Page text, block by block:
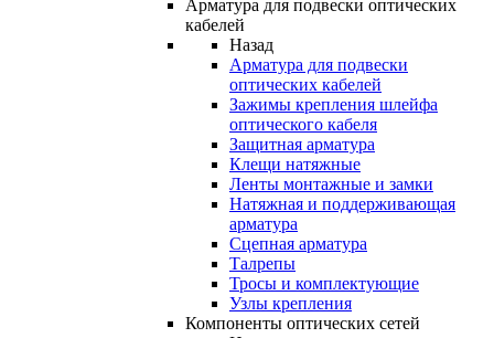
Арматура для подвески оптических
кабелей
Назад
Арматура для подвески
оптических кабелей
Зажимы крепления шлейфа
оптического кабеля
Защитная арматура
Клещи натяжные
Ленты монтажные и замки
Натяжная и поддерживающая
арматура
Сцепная арматура
Талрепы
Тросы и комплектующие
Узлы крепления
Компоненты оптических сетей